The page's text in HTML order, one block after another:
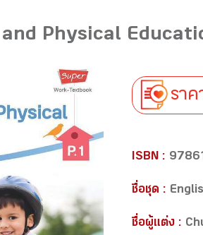
Physical
รา
ISBN :
ชื่อชุด :
ชื่อผู้แต่ง :